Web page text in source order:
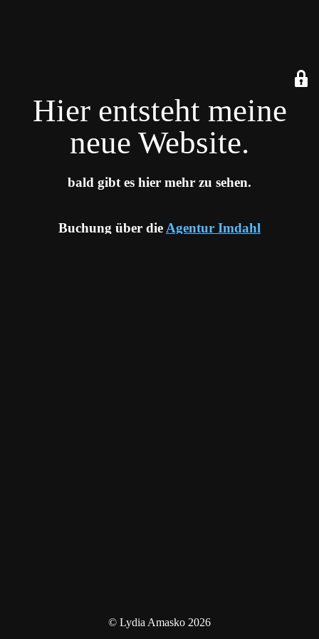
Hier entsteht meine
neue Website.
bald gibt es hier mehr zu sehen.
Buchung über die Agentur Imdahl
© Lydia Amasko 2026